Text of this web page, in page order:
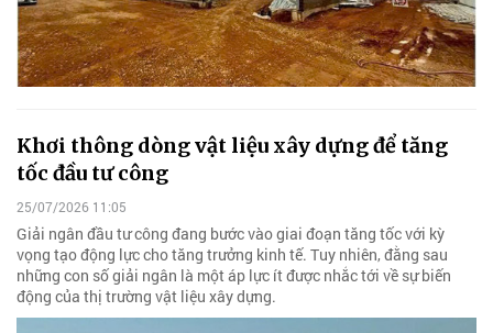
Khơi thông dòng vật liệu xây dựng để tăng
tốc đầu tư công
25/07/2026 11:05
Giải ngân đầu tư công đang bước vào giai đoạn tăng tốc với kỳ
vọng tạo động lực cho tăng trưởng kinh tế. Tuy nhiên, đằng sau
những con số giải ngân là một áp lực ít được nhắc tới về sự biến
động của thị trường vật liệu xây dựng.